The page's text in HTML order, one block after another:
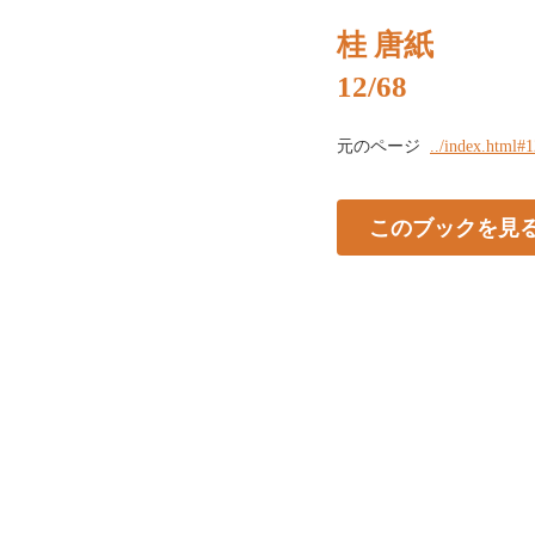
桂 唐紙
12/68
元のページ ../
このブックを見